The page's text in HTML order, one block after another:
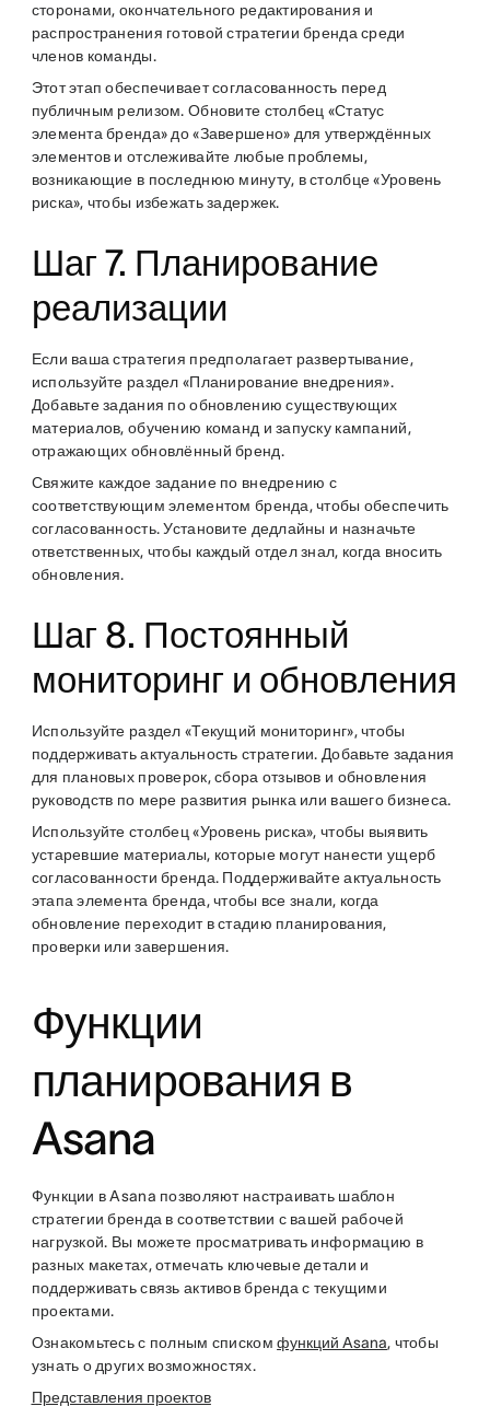
сторонами, окончательного редактирования и
распространения готовой стратегии бренда среди
членов команды.
Этот этап обеспечивает согласованность перед
публичным релизом. Обновите столбец «Статус
элемента бренда» до «Завершено» для утверждённых
элементов и отслеживайте любые проблемы,
возникающие в последнюю минуту, в столбце «Уровень
риска», чтобы избежать задержек.
Шаг 7. Планирование
реализации
Если ваша стратегия предполагает развертывание,
используйте раздел «Планирование внедрения».
Добавьте задания по обновлению существующих
материалов, обучению команд и запуску кампаний,
отражающих обновлённый бренд.
Свяжите каждое задание по внедрению с
соответствующим элементом бренда, чтобы обеспечить
согласованность. Установите дедлайны и назначьте
ответственных, чтобы каждый отдел знал, когда вносить
обновления.
Шаг 8. Постоянный
мониторинг и обновления
Используйте раздел «Текущий мониторинг», чтобы
поддерживать актуальность стратегии. Добавьте задания
для плановых проверок, сбора отзывов и обновления
руководств по мере развития рынка или вашего бизнеса.
Используйте столбец «Уровень риска», чтобы выявить
устаревшие материалы, которые могут нанести ущерб
согласованности бренда. Поддерживайте актуальность
этапа элемента бренда, чтобы все знали, когда
обновление переходит в стадию планирования,
проверки или завершения.
Функции
планирования в
Asana
Функции в Asana позволяют настраивать шаблон
стратегии бренда в соответствии с вашей рабочей
нагрузкой. Вы можете просматривать информацию в
разных макетах, отмечать ключевые детали и
поддерживать связь активов бренда с текущими
проектами.
Ознакомьтесь с полным спискомфункций Asana, чтобы
узнать о других возможностях.
Представления проектов